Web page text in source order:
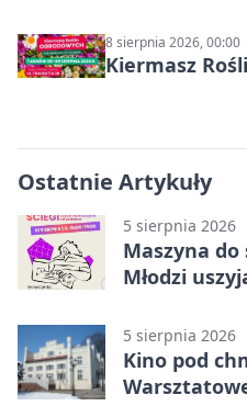
8 sierpnia 2026, 00:00
Kiermasz
Ostatnie Artykuły
5 sierpnia 2026
Maszyna do
Młodzi
5 sierpnia 2026
Kino pod